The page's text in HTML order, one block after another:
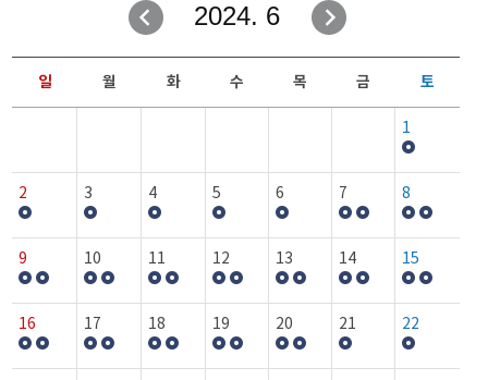
2024. 6
일 월 화 수 목 금 토
1
2 3 4 5 6 7 8
9 10 11 12 13 14 15
16 17 18 19 20 21 22